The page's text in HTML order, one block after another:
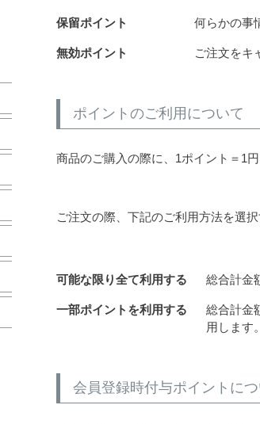
保留ポイント 何らかの事
無効ポイント ご注文をキ
ポイントのご利用について
商品のご購入の際に、1ポイント＝1
ご注文の際、下記のご利用方法を選択
可能な限り全て利用する 総合計金
一部ポイントを利用する
総合計金
用します。
会員登録時付与ポイントに